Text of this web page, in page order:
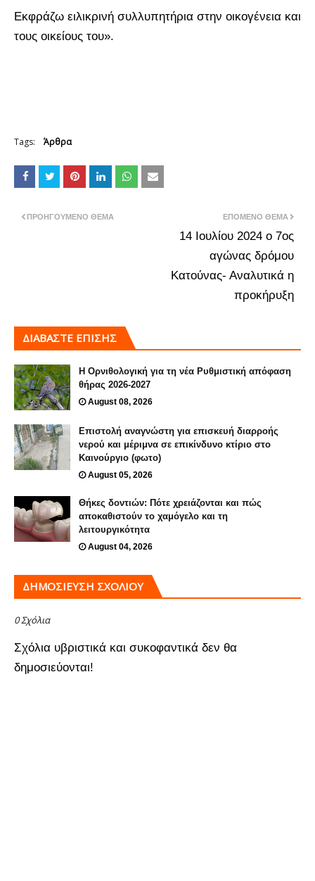
Εκφράζω ειλικρινή συλλυπητήρια στην οικογένεια και
τους οικείους του».
Tags: Άρθρα
ΕΠΌΜΕΝΟ ΘΈΜΑ
14 Ιουλίου 2024 ο 7ος
αγώνας δρόμου
Κατούνας- Αναλυτικά η
προκήρυξη
ΠΡΟΗΓΟΎΜΕΝΟ ΘΈΜΑ
ΔΙΑΒΑΣΤΕ ΕΠΙΣΗΣ
Η Ορνιθολογική για τη νέα Ρυθμιστική απόφαση
θήρας 2026-2027
August 08, 2026
Επιστολή αναγνώστη για επισκευή διαρροής
νερού και μέριμνα σε επικίνδυνο κτίριο στο
Καινούργιο (φωτο)
August 05, 2026
Θήκες δοντιών: Πότε χρειάζονται και πώς
αποκαθιστούν το χαμόγελο και τη
λειτουργικότητα
August 04, 2026
ΔΗΜΟΣΊΕΥΣΗ ΣΧΟΛΊΟΥ
0 Σχόλια
Σχόλια υβριστικά και συκοφαντικά δεν θα
δημοσιεύονται!